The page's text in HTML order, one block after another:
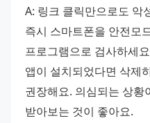
A: 링크 클릭만으로도 악
즉시 스마트폰을 안전모
프로그램으로 검사하세
앱이 설치되었다면 삭제
권장해요. 의심되는 상황
받아보는 것이 좋아요.